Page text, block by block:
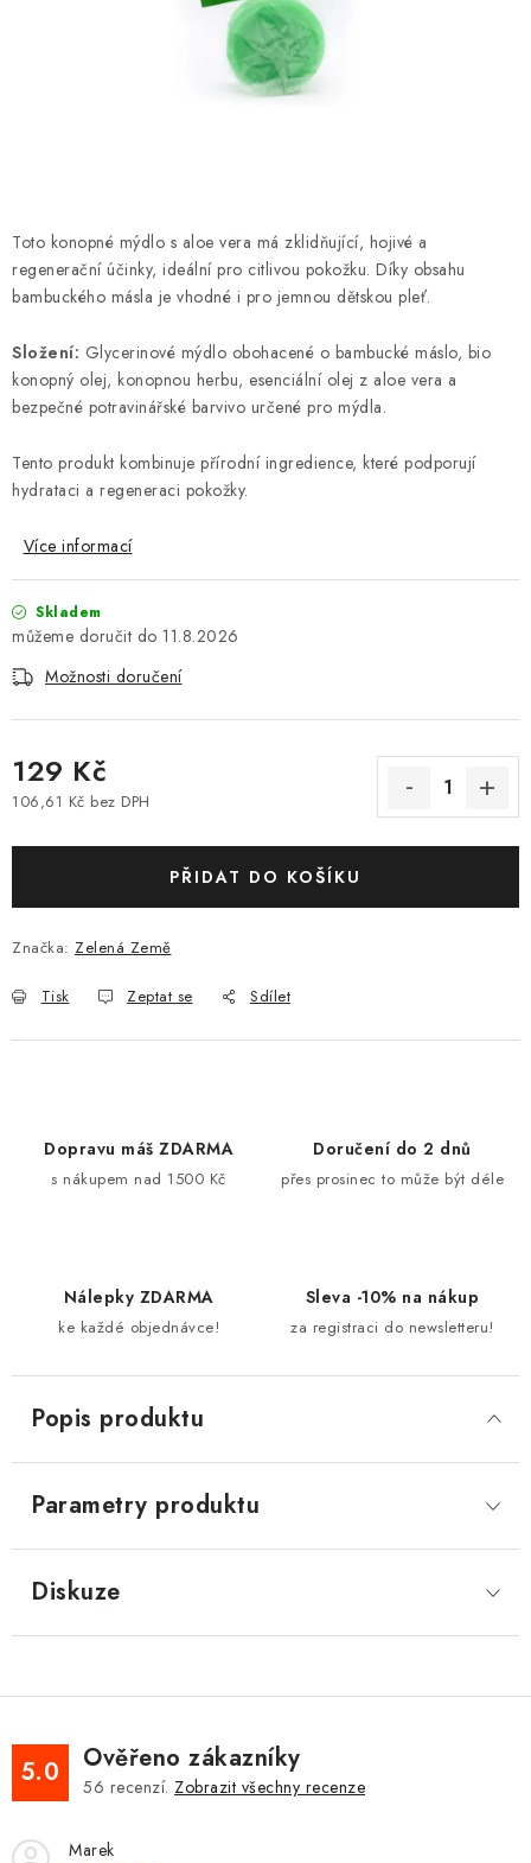
Hodnocení obchodu
Toto konopné mýdlo s aloe vera má zklidňující, hojivé a
regenerační účinky, ideální pro citlivou pokožku. Díky obsahu
bambuckého másla je vhodné i pro jemnou dětskou pleť.
Složení: Glycerinové mýdlo obohacené o bambucké máslo, bio
konopný olej, konopnou herbu, esenciální olej z aloe vera a
bezpečné potravinářské barvivo určené pro mýdla.
Tento produkt kombinuje přírodní ingredience, které podporují
hydrataci a regeneraci pokožky.
Více informací
Skladem
11.8.2026
Možnosti doručení
129 Kč
106,61 Kč bez DPH
PŘIDAT DO KOŠÍKU
Značka: Zelená Země
Tisk Zeptat se Sdílet
Dopravu máš ZDARMA
s nákupem nad 1500 Kč
Doručení do 2 dnů
přes prosinec to může být déle
Nálepky ZDARMA
ke každé objednávce!
Sleva -10% na nákup
za registraci do newsletteru!
Popis produktu
Parametry produktu
Diskuze
5.0 Ověřeno zákazníky
56 recenzí. Zobrazit všechny recenze
Marek